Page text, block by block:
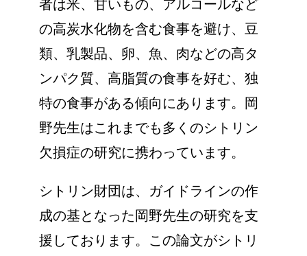
者は米、甘いもの、アルコールなど
の高炭水化物を含む食事を避け、豆
類、乳製品、卵、魚、肉などの高タ
ンパク質、高脂質の食事を好む、独
特の食事がある傾向にあります。岡
野先生はこれまでも多くのシトリン
欠損症の研究に携わっています。
シトリン財団は、ガイドラインの作
成の基となった岡野先生の研究を支
援しております。この論文がシトリ